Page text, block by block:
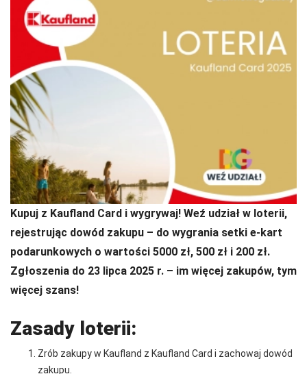
Kupuj z Kaufland Card i wygrywaj! Weź udział w loterii,
rejestrując dowód zakupu – do wygrania setki e-kart
podarunkowych o wartości 5000 zł, 500 zł i 200 zł.
Zgłoszenia do 23 lipca 2025 r. – im więcej zakupów, tym
więcej szans!
Zasady loterii:
Zrób zakupy w Kaufland z Kaufland Card i zachowaj dowód
zakupu.